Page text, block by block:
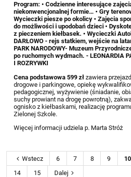
Program: • Codzienne interesujące
niekonwencjonalnej formie… • Gry
Wycieczki piesze po okolicy • Zajęcia
do możliwości i upodobań dzieci •
z pieczeniem kiełbasek. • Wycieczki
DARŁOWO - rejs statkiem, wejście na
PARK NARODOWY- Muzeum
po ruchomych wydmach. - LEONARDIA
I ROZRYWKI
Cena podstawowa 599 zł zawiera
drogowe i parkingowe, opiekę
pedagogicznej, wyżywienie (śniadanie,
suchy prowiant na drogę powrotną),
ognisko z kiełbaskami, realizację
Zielonej Szkole.
Więcej informacji udziela p. Marta Stróż
Wstecz 6 7 8 9 10
14
15 Dalej